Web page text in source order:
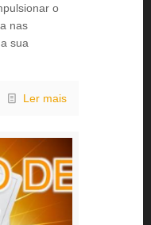
o
nas
sua
Ler mais